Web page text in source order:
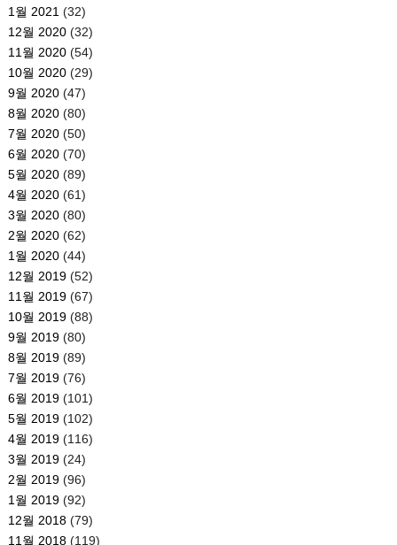
1월 2021(32)
12월 2020(32)
11월 2020(54)
10월 2020(29)
9월 2020(47)
8월 2020(80)
7월 2020(50)
6월 2020(70)
5월 2020(89)
4월 2020(61)
3월 2020(80)
2월 2020(62)
1월 2020(44)
12월 2019(52)
11월 2019(67)
10월 2019(88)
9월 2019(80)
8월 2019(89)
7월 2019(76)
6월 2019(101)
5월 2019(102)
4월 2019(116)
3월 2019(24)
2월 2019(96)
1월 2019(92)
12월 2018(79)
11월 2018(119)